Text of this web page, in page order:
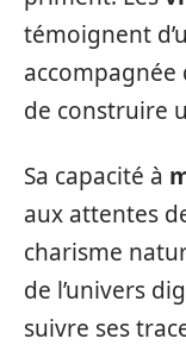
témoignent
accompagnée
de construire
Sa capacité à
aux attentes
charisme
de l’univers
suivre ses